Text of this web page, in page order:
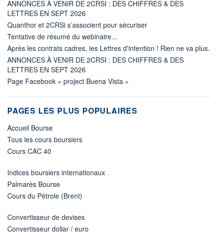
ANNONCES À VENIR DE 2CRSI : DES CHIFFRES & DES
LETTRES EN SEPT 2026
Quanthor et 2CRSi s’associent pour sécuriser
Tentative de résumé du webinaire...
Après les contrats cadres, les Lettres d'intention ! Rien ne va plus.
ANNONCES À VENIR DE 2CRSI : DES CHIFFRES & DES
LETTRES EN SEPT 2026
Page Facebook « project Buena Vista »
PAGES LES PLUS POPULAIRES
Accueil Bourse
Tous les cours boursiers
Cours CAC 40
Indices boursiers internationaux
Palmarès Bourse
Cours du Pétrole (Brent)
Convertisseur de devises
Convertisseur dollar / euro